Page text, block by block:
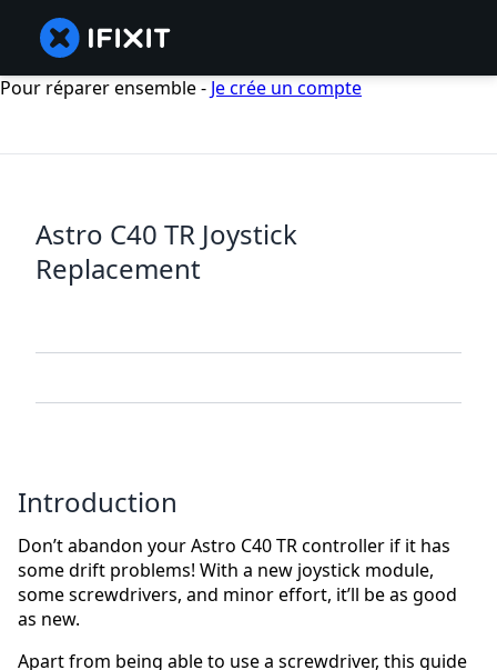
Pour réparer ensemble - Je crée un compte
Astro C40 TR Joystick
Replacement
Introduction
Don’t abandon your Astro C40 TR controller if it has
some drift problems! With a new joystick module,
some screwdrivers, and minor effort, it’ll be as good
as new.
Apart from being able to use a screwdriver, this guide